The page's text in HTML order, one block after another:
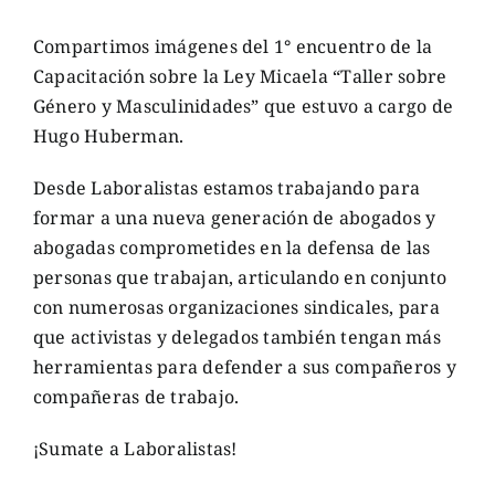
Compartimos imágenes del 1° encuentro de la
Capacitación sobre la Ley Micaela “Taller sobre
Género y Masculinidades” que estuvo a cargo de
Hugo Huberman.
Desde Laboralistas estamos trabajando para
formar a una nueva generación de abogados y
abogadas comprometides en la defensa de las
personas que trabajan, articulando en conjunto
con numerosas organizaciones sindicales, para
que activistas y delegados también tengan más
herramientas para defender a sus compañeros y
compañeras de trabajo.
¡Sumate a Laboralistas!